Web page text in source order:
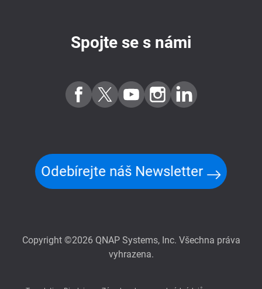
Spojte se s námi
Odebírejte náš Newsletter
Copyright ©2026 QNAP Systems, Inc. Všechna práva
vyhrazena.